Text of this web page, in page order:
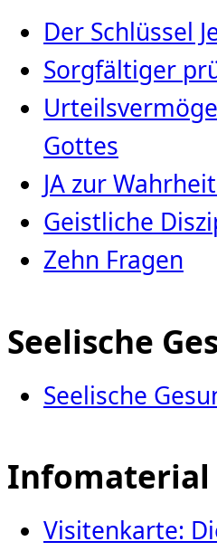
Der Schlüssel
Sorgfältiger
Gottes
JA zur
Geistliche
Zehn Fragen
Seelische
Seelische
Infomaterial
Visitenkarte: